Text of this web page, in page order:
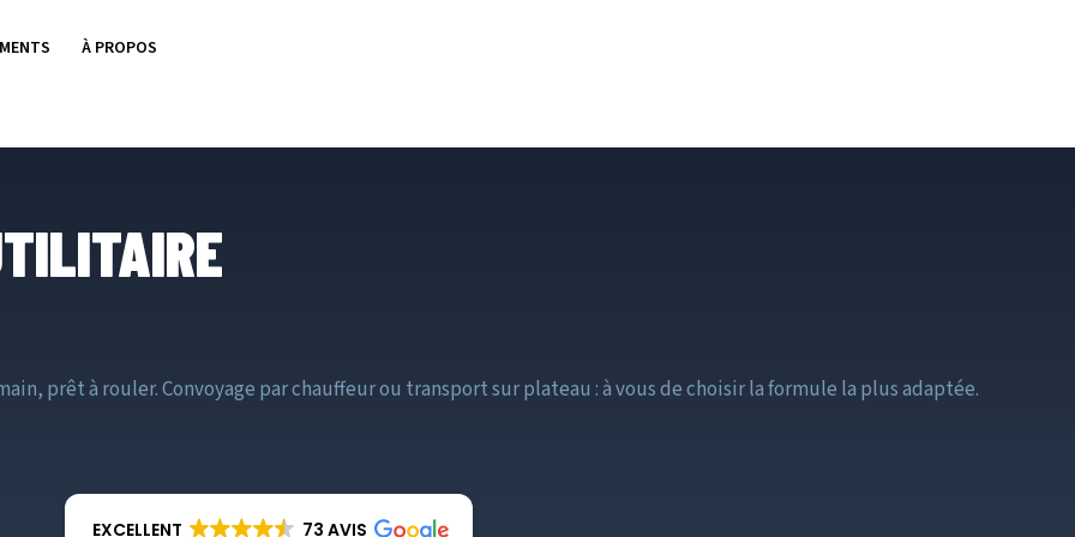
À PROPOS
prêt à rouler. Convoyage par chauffeur ou transport sur plateau : à vous de choisir la formule la plus adaptée.
EXCELLENT 73 AVIS